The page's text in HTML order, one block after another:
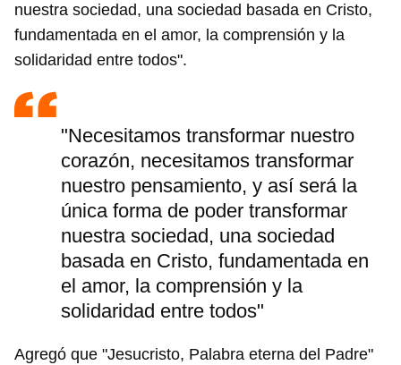
nuestra sociedad, una sociedad basada en Cristo,
fundamentada en el amor, la comprensión y la
solidaridad entre todos".
"Necesitamos transformar nuestro
corazón, necesitamos transformar
nuestro pensamiento, y así será la
única forma de poder transformar
nuestra sociedad, una sociedad
basada en Cristo, fundamentada en
el amor, la comprensión y la
solidaridad entre todos"
Agregó que "Jesucristo, Palabra eterna del Padre"